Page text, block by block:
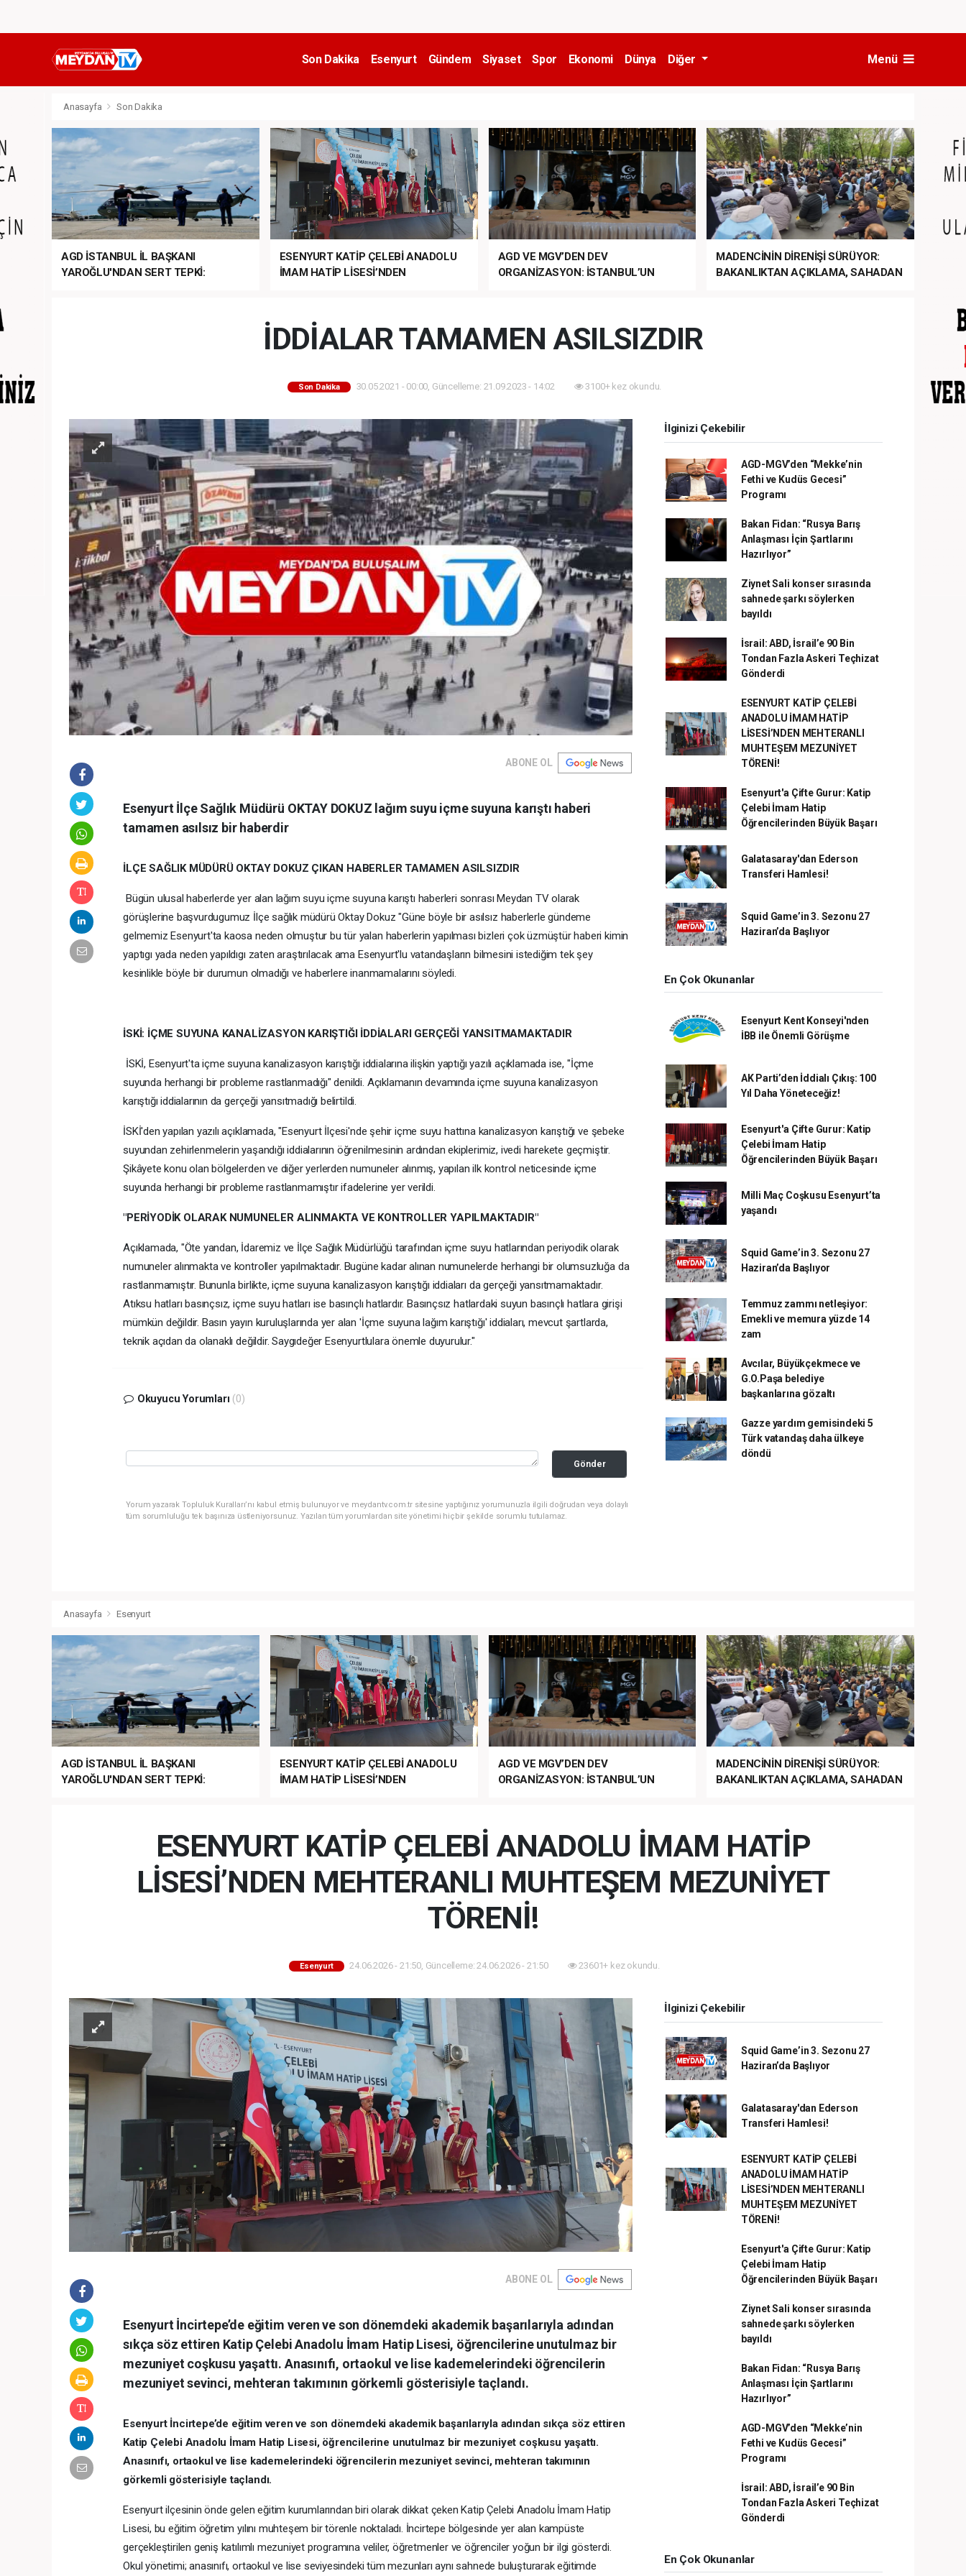
Son Dakika Esenyurt Gündem Siyaset Spor Ekonomi Dünya Diğer Menü
Anasayfa Son Dakika
AGD İSTANBUL İL BAŞKANI
YAROĞLU'NDAN SERT TEPKİ:
ESENYURT KATİP ÇELEBİ ANADOLU
İMAM HATİP LİSESİ’NDEN
AGD VE MGV’DEN DEV
ORGANİZASYON: İSTANBUL’UN
MADENCİNİN DİRENİŞİ SÜRÜYOR:
BAKANLIKTAN AÇIKLAMA, SAHADAN
İDDİALAR TAMAMEN ASILSIZDIR
Son Dakika 30.05.2021 - 00:00, Güncelleme: 21.09.2023 - 14:02 3100+ kez okundu.
ABONE OL
Esenyurt İlçe Sağlık Müdürü OKTAY DOKUZ lağım suyu içme suyuna karıştı haberi
tamamen asılsız bir haberdir
İLÇE SAĞLIK MÜDÜRÜ OKTAY DOKUZ ÇIKAN HABERLER TAMAMEN ASILSIZDIR
Bügün ulusal haberlerde yer alan lağım suyu içme suyuna karıştı haberleri sonrası Meydan TV olarak
görüşlerine başvurdugumuz İlçe sağlık müdürü Oktay Dokuz "Güne böyle bir asılsız haberlerle gündeme
gelmemiz Esenyurt'ta kaosa neden olmuştur bu tür yalan haberlerin yapılması bizleri çok üzmüştür haberi kimin
yaptıgı yada neden yapıldıgı zaten araştırılacak ama Esenyurt'lu vatandaşların bilmesini istediğim tek şey
kesinlikle böyle bir durumun olmadığı ve haberlere inanmamalarını söyledi.
İSKİ: İÇME SUYUNA KANALİZASYON KARIŞTIĞI İDDİALARI GERÇEĞİ YANSITMAMAKTADIR
İSKİ, Esenyurt'ta içme suyuna kanalizasyon karıştığı iddialarına ilişkin yaptığı yazılı açıklamada ise, "İçme
suyunda herhangi bir probleme rastlanmadığı" denildi. Açıklamanın devamında içme suyuna kanalizasyon
karıştığı iddialarının da gerçeği yansıtmadığı belirtildi.
İSKİ'den yapılan yazılı açıklamada, "Esenyurt İlçesi'nde şehir içme suyu hattına kanalizasyon karıştığı ve şebeke
suyundan zehirlenmelerin yaşandığı iddialarının öğrenilmesinin ardından ekiplerimiz, ivedi harekete geçmiştir.
Şikâyete konu olan bölgelerden ve diğer yerlerden numuneler alınmış, yapılan ilk kontrol neticesinde içme
suyunda herhangi bir probleme rastlanmamıştır ifadelerine yer verildi.
"PERİYODİK OLARAK NUMUNELER ALINMAKTA VE KONTROLLER YAPILMAKTADIR"
Açıklamada, "Öte yandan, İdaremiz ve İlçe Sağlık Müdürlüğü tarafından içme suyu hatlarından periyodik olarak
numuneler alınmakta ve kontroller yapılmaktadır. Bugüne kadar alınan numunelerde herhangi bir olumsuzluğa da
rastlanmamıştır. Bununla birlikte, içme suyuna kanalizasyon karıştığı iddiaları da gerçeği yansıtmamaktadır.
Atıksu hatları basınçsız, içme suyu hatları ise basınçlı hatlardır. Basınçsız hatlardaki suyun basınçlı hatlara girişi
mümkün değildir. Basın yayın kuruluşlarında yer alan 'İçme suyuna lağım karıştığı' iddiaları, mevcut şartlarda,
teknik açıdan da olanaklı değildir. Saygıdeğer Esenyurtlulara önemle duyurulur."
Okuyucu Yorumları (0)
Gönder
Yorum yazarak Topluluk Kuralları’nı kabul etmiş bulunuyor ve meydantv.com.tr sitesine yaptığınız yorumunuzla ilgili doğrudan veya dolaylı
tüm sorumluluğu tek başınıza üstleniyorsunuz. Yazılan tüm yorumlardan site yönetimi hiçbir şekilde sorumlu tutulamaz.
İlginizi Çekebilir
AGD-MGV’den “Mekke’nin
Fethi ve Kudüs Gecesi”
Programı
Bakan Fidan: “Rusya Barış
Anlaşması İçin Şartlarını
Hazırlıyor”
Ziynet Sali konser sırasında
sahnede şarkı söylerken
bayıldı
İsrail: ABD, İsrail’e 90 Bin
Tondan Fazla Askeri Teçhizat
Gönderdi
ESENYURT KATİP ÇELEBİ
ANADOLU İMAM HATİP
LİSESİ’NDEN MEHTERANLI
MUHTEŞEM MEZUNİYET
TÖRENİ!
Esenyurt'a Çifte Gurur: Katip
Çelebi İmam Hatip
Öğrencilerinden Büyük Başarı
Galatasaray'dan Ederson
Transferi Hamlesi!
Squid Game’in 3. Sezonu 27
Haziran’da Başlıyor
En Çok Okunanlar
Esenyurt Kent Konseyi'nden
İBB ile Önemli Görüşme
AK Parti’den İddialı Çıkış: 100
Yıl Daha Yöneteceğiz!
Esenyurt'a Çifte Gurur: Katip
Çelebi İmam Hatip
Öğrencilerinden Büyük Başarı
Milli Maç Coşkusu Esenyurt’ta
yaşandı
Squid Game’in 3. Sezonu 27
Haziran’da Başlıyor
Temmuz zammı netleşiyor:
Emekli ve memura yüzde 14
zam
Avcılar, Büyükçekmece ve
G.O.Paşa belediye
başkanlarına gözaltı
Gazze yardım gemisindeki 5
Türk vatandaş daha ülkeye
döndü
Anasayfa Esenyurt
AGD İSTANBUL İL BAŞKANI
YAROĞLU'NDAN SERT TEPKİ:
ESENYURT KATİP ÇELEBİ ANADOLU
İMAM HATİP LİSESİ’NDEN
AGD VE MGV’DEN DEV
ORGANİZASYON: İSTANBUL’UN
MADENCİNİN DİRENİŞİ SÜRÜYOR:
BAKANLIKTAN AÇIKLAMA, SAHADAN
ESENYURT KATİP ÇELEBİ ANADOLU İMAM HATİP
LİSESİ’NDEN MEHTERANLI MUHTEŞEM MEZUNİYET
TÖRENİ!
Esenyurt 24.06.2026 - 21:50, Güncelleme: 24.06.2026 - 21:50 23601+ kez okundu.
ABONE OL
Esenyurt İncirtepe’de eğitim veren ve son dönemdeki akademik başarılarıyla adından
sıkça söz ettiren Katip Çelebi Anadolu İmam Hatip Lisesi, öğrencilerine unutulmaz bir
mezuniyet coşkusu yaşattı. Anasınıfı, ortaokul ve lise kademelerindeki öğrencilerin
mezuniyet sevinci, mehteran takımının görkemli gösterisiyle taçlandı.
Esenyurt İncirtepe’de eğitim veren ve son dönemdeki akademik başarılarıyla adından sıkça söz ettiren
Katip Çelebi Anadolu İmam Hatip Lisesi, öğrencilerine unutulmaz bir mezuniyet coşkusu yaşattı.
Anasınıfı, ortaokul ve lise kademelerindeki öğrencilerin mezuniyet sevinci, mehteran takımının
görkemli gösterisiyle taçlandı.
Esenyurt ilçesinin önde gelen eğitim kurumlarından biri olarak dikkat çeken Katip Çelebi Anadolu İmam Hatip
Lisesi, bu eğitim öğretim yılını muhteşem bir törenle noktaladı. İncirtepe bölgesinde yer alan kampüste
gerçekleştirilen geniş katılımlı mezuniyet programına veliler, öğretmenler ve öğrenciler yoğun bir ilgi gösterdi.
Okul yönetimi; anasınıfı, ortaokul ve lise seviyesindeki tüm mezunları aynı sahnede buluşturarak eğitimde
İlginizi Çekebilir
Squid Game’in 3. Sezonu 27
Haziran’da Başlıyor
Galatasaray'dan Ederson
Transferi Hamlesi!
ESENYURT KATİP ÇELEBİ
ANADOLU İMAM HATİP
LİSESİ’NDEN MEHTERANLI
MUHTEŞEM MEZUNİYET
TÖRENİ!
Esenyurt'a Çifte Gurur: Katip
Çelebi İmam Hatip
Öğrencilerinden Büyük Başarı
Ziynet Sali konser sırasında
sahnede şarkı söylerken
bayıldı
Bakan Fidan: “Rusya Barış
Anlaşması İçin Şartlarını
Hazırlıyor”
AGD-MGV’den “Mekke’nin
Fethi ve Kudüs Gecesi”
Programı
İsrail: ABD, İsrail’e 90 Bin
Tondan Fazla Askeri Teçhizat
Gönderdi
En Çok Okunanlar